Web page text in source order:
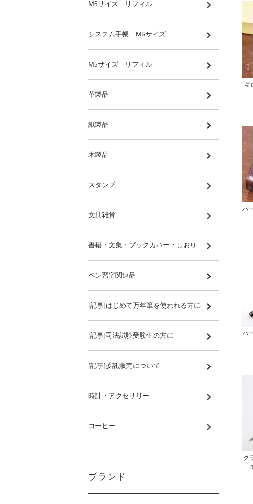
ギ
パ
パ
ク
M6サイズ リフィル
システム手帳 M5サイズ
M5サイズ リフィル
革製品
紙製品
木製品
スタンプ
文具雑貨
書籍・文集・ブックカバー・しおり
ペン習字関連品
[記事]はじめて万年筆を使われる方に
[記事]司法試験受験生の方に
[記事]委託販売について
時計・アクセサリー
コーヒー
ブランド